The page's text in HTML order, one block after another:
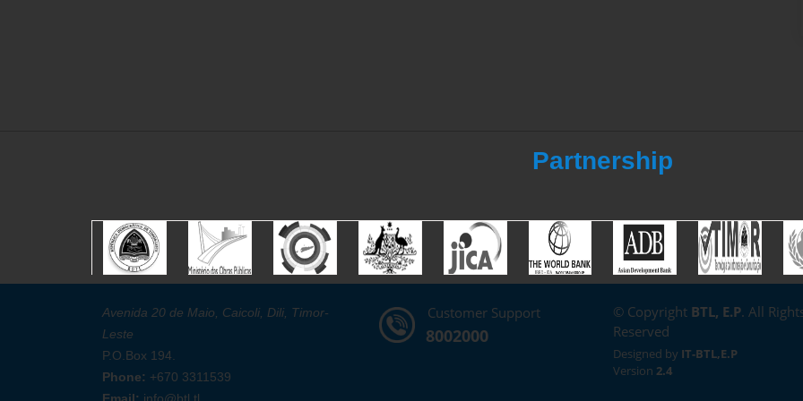
Partnership
Avenida 20 de Maio, Caicoli, Dili, Timor-
Leste
P.O.Box 194.
Phone: +670 3311539
Customer Support
8002000
© Copyright BTL, E.P. All
Reserved
Designed by IT-BTL,E.P
Version 2.4